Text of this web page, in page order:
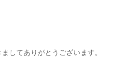
してありがとうございます。